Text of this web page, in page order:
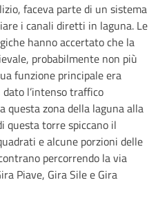
faceva parte di un sistema
i canali diretti in laguna. Le
hanno accertato che la
probabilmente non più
funzione principale era
dato l’intenso traffico
questa zona della laguna alla
questa torre spiccano il
e alcune porzioni delle
percorrendo la via
Piave, Gira Sile e Gira